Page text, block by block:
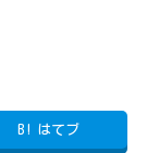
B! はてブ